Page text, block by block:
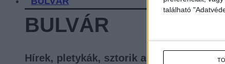
található
BULVÁR
Hírek, pletykák, sztorik a celebvilágból